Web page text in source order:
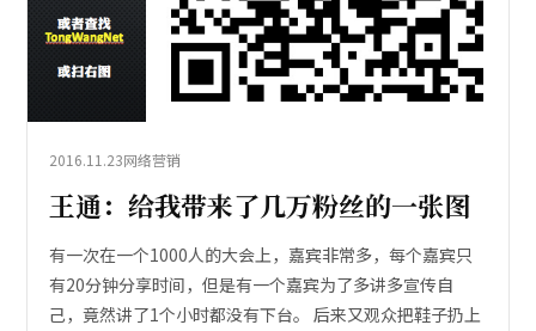
2016.11.23网络营销
王通：给我带来了几万粉丝的一张图
有一次在一个1000人的大会上，嘉宾非常多，每个嘉宾只
有20分钟分享时间，但是有一个嘉宾为了多讲多宣传自
己，竟然讲了1个小时都没有下台。 后来又观众把鞋子扔上